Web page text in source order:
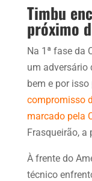
Timbu
próximo
Na 1ª fase da
um adversário
bem e por
compromisso
marcado pela
Frasqueirão, a
À frente do
técnico